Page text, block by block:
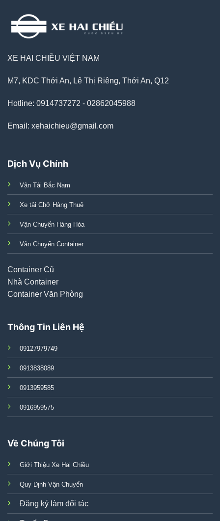
XE HAI CHIỀU VIỆT NAM
M7, KDC Thới An, Lê Thị Riêng, Thới An, Q12
Hotline: 0914737272 - 02862045988
Email: xehaichieu@gmail.com
Dịch Vụ Chính
Vận Tải Bắc Nam
Xe tải Chở Hàng Thuê
Vận Chuyển Hàng Hóa
Vận Chuyển Container
Container Cũ
Nhà Container
Container Văn Phòng
Thông Tin Liên Hệ
09127979749
0913838089
0913959585
0916959575
Về Chúng Tôi
Giới Thiệu Xe Hai Chiều
Quy Định Vận Chuyển
Đăng ký làm đối tác